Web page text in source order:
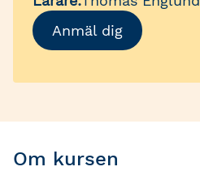
Anmäl dig
Om kursen